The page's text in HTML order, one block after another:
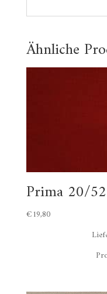
Ähnliche
Prima 20/
€19,80